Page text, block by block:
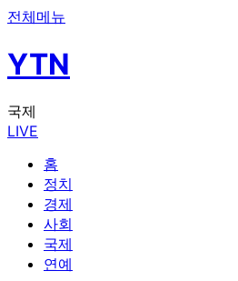
전체메뉴
YTN
국제
LIVE
홈
정치
경제
사회
국제
연예